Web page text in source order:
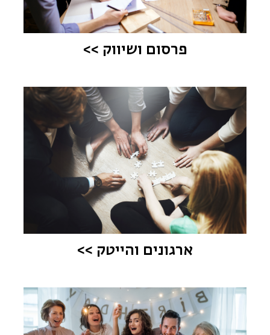
פרסום ושיווק >>
ארגונים והייטק >>